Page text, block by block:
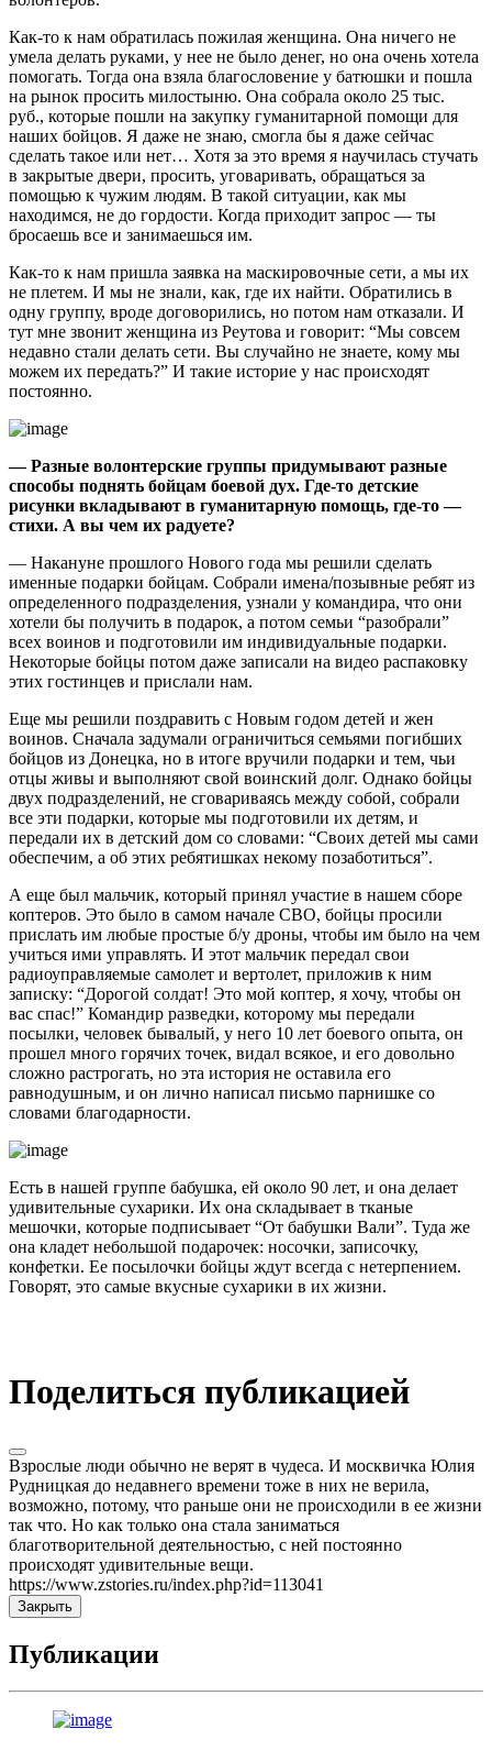
Как-то к нам обратилась пожилая женщина. Она ничего не
умела делать руками, у нее не было денег, но она очень хотела
помогать. Тогда она взяла благословение у батюшки и пошла
на рынок просить милостыню. Она собрала около 25 тыс.
руб., которые пошли на закупку гуманитарной помощи для
наших бойцов. Я даже не знаю, смогла бы я даже сейчас
сделать такое или нет… Хотя за это время я научилась стучать
в закрытые двери, просить, уговаривать, обращаться за
помощью к чужим людям. В такой ситуации, как мы
находимся, не до гордости. Когда приходит запрос — ты
бросаешь все и занимаешься им.
Как-то к нам пришла заявка на маскировочные сети, а мы их
не плетем. И мы не знали, как, где их найти. Обратились в
одну группу, вроде договорились, но потом нам отказали. И
тут мне звонит женщина из Реутова и говорит: “Мы совсем
недавно стали делать сети. Вы случайно не знаете, кому мы
можем их передать?” И такие историе у нас происходят
постоянно.
— Разные волонтерские группы придумывают разные
способы поднять бойцам боевой дух. Где-то детские
рисунки вкладывают в гуманитарную помощь, где-то —
стихи. А вы чем их радуете?
— Накануне прошлого Нового года мы решили сделать
именные подарки бойцам. Собрали имена/позывные ребят из
определенного подразделения, узнали у командира, что они
хотели бы получить в подарок, а потом семьи “разобрали”
всех воинов и подготовили им индивидуальные подарки.
Некоторые бойцы потом даже записали на видео распаковку
этих гостинцев и прислали нам.
Еще мы решили поздравить с Новым годом детей и жен
воинов. Сначала задумали ограничиться семьями погибших
бойцов из Донецка, но в итоге вручили подарки и тем, чьи
отцы живы и выполняют свой воинский долг. Однако бойцы
двух подразделений, не сговариваясь между собой, собрали
все эти подарки, которые мы подготовили их детям, и
передали их в детский дом со словами: “Своих детей мы сами
обеспечим, а об этих ребятишках некому позаботиться”.
А еще был мальчик, который принял участие в нашем сборе
коптеров. Это было в самом начале СВО, бойцы просили
прислать им любые простые б/у дроны, чтобы им было на чем
учиться ими управлять. И этот мальчик передал свои
радиоуправляемые самолет и вертолет, приложив к ним
записку: “Дорогой солдат! Это мой коптер, я хочу, чтобы он
вас спас!” Командир разведки, которому мы передали
посылки, человек бывалый, у него 10 лет боевого опыта, он
прошел много горячих точек, видал всякое, и его довольно
сложно растрогать, но эта история не оставила его
равнодушным, и он лично написал письмо парнишке со
словами благодарности.
Есть в нашей группе бабушка, ей около 90 лет, и она делает
удивительные сухарики. Их она складывает в тканые
мешочки, которые подписывает “От бабушки Вали”. Туда же
она кладет небольшой подарочек: носочки, записочку,
конфетки. Ее посылочки бойцы ждут всегда с нетерпением.
Говорят, это самые вкусные сухарики в их жизни.
Поделиться публикацией
Взрослые люди обычно не верят в чудеса. И москвичка Юлия
Рудницкая до недавнего времени тоже в них не верила,
возможно, потому, что раньше они не происходили в ее жизни
так что. Но как только она стала заниматься
благотворительной деятельностью, с ней постоянно
происходят удивительные вещи.
https://www.zstories.ru/index.php?id=113041
Закрыть
Публикации